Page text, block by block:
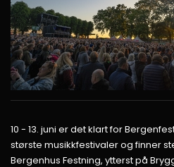
10 - 13. juni er det klart for
største musikkfestivaler og finner
Bergenhus Festning, ytterst på